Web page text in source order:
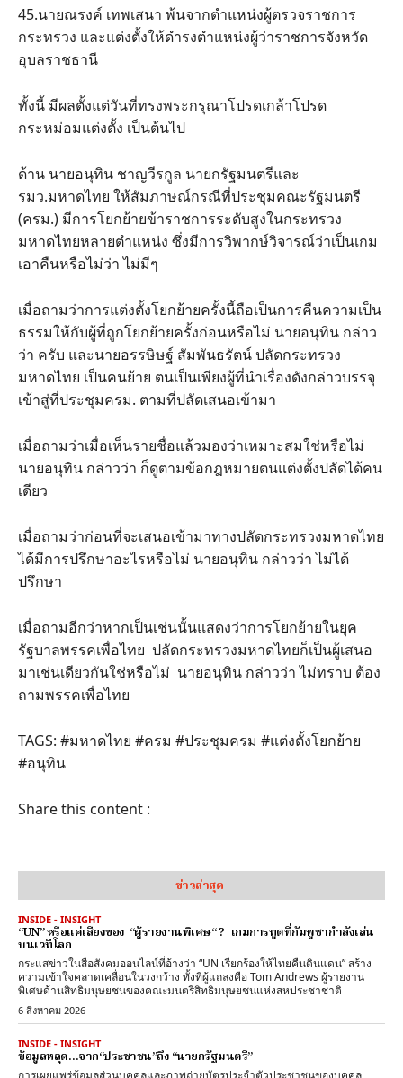
45.นายณรงค์ เทพเสนา พ้นจากตำแหน่งผู้ตรวจราชการ
กระทรวง และแต่งตั้งให้ดำรงตำแหน่งผู้ว่าราชการจังหวัด
อุบลราชธานี
ทั้งนี้ มีผลตั้งแต่วันที่ทรงพระกรุณาโปรดเกล้าโปรด
กระหม่อมแต่งตั้ง เป็นต้นไป
ด้าน นายอนุทิน ชาญวีรกูล นายกรัฐมนตรีและ
รมว.มหาดไทย ให้สัมภาษณ์กรณีที่ประชุมคณะรัฐมนตรี
(ครม.) มีการโยกย้ายข้าราชการระดับสูงในกระทรวง
มหาดไทยหลายตำแหน่ง ซึ่งมีการวิพากษ์วิจารณ์ว่าเป็นเกม
เอาคืนหรือไม่ว่า ไม่มีๆ
เมื่อถามว่าการแต่งตั้งโยกย้ายครั้งนี้ถือเป็นการคืนความเป็น
ธรรมให้กับผู้ที่ถูกโยกย้ายครั้งก่อนหรือไม่ นายอนุทิน กล่าว
ว่า ครับ และนายอรรษิษฐ์ สัมพันธรัตน์ ปลัดกระทรวง
มหาดไทย เป็นคนย้าย ตนเป็นเพียงผู้ที่นำเรื่องดังกล่าวบรรจุ
เข้าสู่ที่ประชุมครม. ตามที่ปลัดเสนอเข้ามา
เมื่อถามว่าเมื่อเห็นรายชื่อแล้วมองว่าเหมาะสมใช่หรือไม่
นายอนุทิน กล่าวว่า ก็ดูตามข้อกฎหมายตนแต่งตั้งปลัดได้คน
เดียว
เมื่อถามว่าก่อนที่จะเสนอเข้ามาทางปลัดกระทรวงมหาดไทย
ได้มีการปรึกษาอะไรหรือไม่ นายอนุทิน กล่าวว่า ไม่ได้
ปรึกษา
เมื่อถามอีกว่าหากเป็นเช่นนั้นแสดงว่าการโยกย้ายในยุค
รัฐบาลพรรคเพื่อไทย ปลัดกระทรวงมหาดไทยก็เป็นผู้เสนอ
มาเช่นเดียวกันใช่หรือไม่ นายอนุทิน กล่าวว่า ไม่ทราบ ต้อง
ถามพรรคเพื่อไทย
TAGS: #มหาดไทย #ครม #ประชุมครม #แต่งตั้งโยกย้าย
#อนุทิน
Share this content :
ข่าวล่าสุด
INSIDE - INSIGHT
“UN” หรือแค่เสียงของ “ผู้รายงานพิเศษ“ ? เกมการทูตที่กัมพูชากำลังเล่น
บนเวทีโลก
กระแสข่าวในสื่อสังคมออนไลน์ที่อ้างว่า “UN เรียกร้องให้ไทยคืนดินแดน” สร้าง
ความเข้าใจคลาดเคลื่อนในวงกว้าง ทั้งที่ผู้แถลงคือ Tom Andrews ผู้รายงาน
พิเศษด้านสิทธิมนุษยชนของคณะมนตรีสิทธิมนุษยชนแห่งสหประชาชาติ
6 สิงหาคม 2026
INSIDE - INSIGHT
ข้อมูลหลุด…จาก“ประชาชน”ถึง “นายกรัฐมนตรี”